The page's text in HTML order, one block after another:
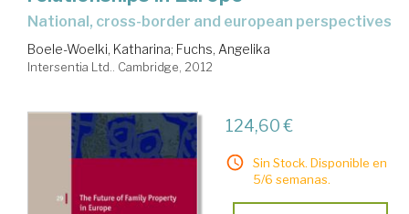
national, cross-border and european perspectives
Boele-Woelki, Katharina; Fuchs, Angelika
Intersentia Ltd.. Cambridge, 2012
124,60 €
Sin Stock. Disponible en
5/6 semanas.